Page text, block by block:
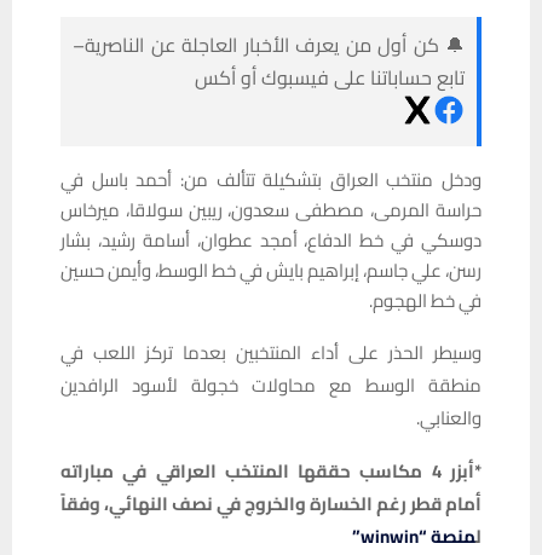
🔔 كن أول من يعرف الأخبار العاجلة عن الناصرية–
تابع حساباتنا على فيسبوك أو أكس
ودخل منتخب العراق بتشكيلة تتألف من: أحمد باسل في
حراسة المرمى، مصطفى سعدون، ريبين سولاقا، ميرخاس
دوسكي في خط الدفاع، أمجد عطوان، أسامة رشيد، بشار
رسن، علي جاسم، إبراهيم بايش في خط الوسط، وأيمن حسين
في خط الهجوم.
وسيطر الحذر على أداء المنتخبين بعدما تركز اللعب في
منطقة الوسط مع محاولات خجولة لأسود الرافدين
والعنابي.
*أبزر 4 مكاسب حققها المنتخب العراقي في مباراته
أمام قطر رغم الخسارة والخروج في نصف النهائي، وفقاً
لمنصة “winwin”